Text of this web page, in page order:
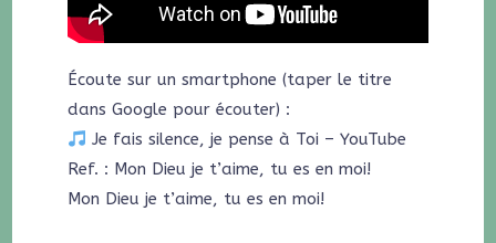
Écoute sur un smartphone (taper le titre
dans Google pour écouter) :
Je fais silence, je pense à Toi – YouTube
Ref. : Mon Dieu je t’aime, tu es en moi!
Mon Dieu je t’aime, tu es en moi!